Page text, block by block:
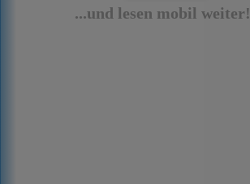
...und lesen mobil weiter!